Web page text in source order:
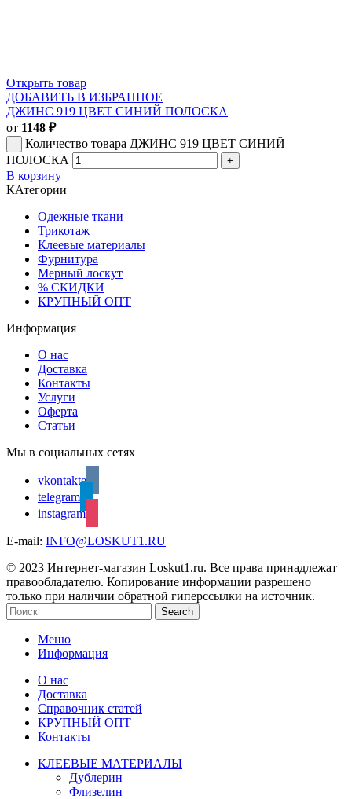
Открыть товар
ДОБАВИТЬ В ИЗБРАННОЕ
ДЖИНС 919 ЦВЕТ СИНИЙ ПОЛОСКА
от 1148 ₽
Количество товара ДЖИНС 919 ЦВЕТ СИНИЙ
ПОЛОСКА
В корзину
КАтегории
Одежные ткани
Трикотаж
Клеевые материалы
Фурнитура
Мерный лоскут
% СКИДКИ
КРУПНЫЙ ОПТ
Информация
О нас
Доставка
Контакты
Услуги
Оферта
Статьи
Мы в социальных сетях
vkontakte
telegram
instagram
E-mail: INFO@LOSKUT1.RU
© 2023 Интернет-магазин Loskut1.ru. Все права принадлежат
правообладателю. Копирование информации разрешено
только при наличии обратной гиперссылки на источник.
Search
Меню
Информация
О нас
Доставка
Справочник статей
КРУПНЫЙ ОПТ
Контакты
КЛЕЕВЫЕ МАТЕРИАЛЫ
Дублерин
Флизелин